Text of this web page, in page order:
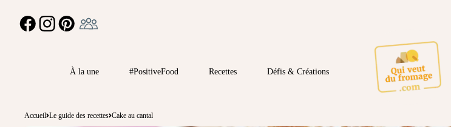
FACEBOOKINSTAGRAMPINTEREST
À la une #PositiveFood Recettes Défis & Créations
Accueil Le guide des recettes Cake au cantal